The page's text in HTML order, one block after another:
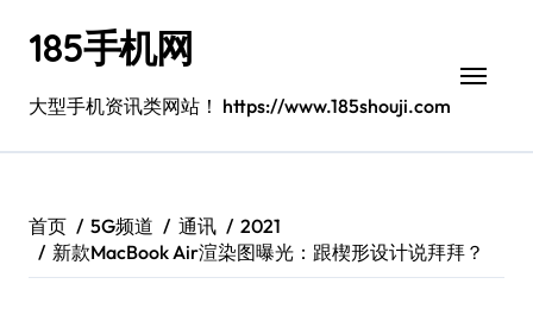
185手机网
大型手机资讯类网站！ https://www.185shouji.com
首页 5G频道 通讯
2021
新款MacBook Air渲染图曝光：跟楔形设计说拜拜？